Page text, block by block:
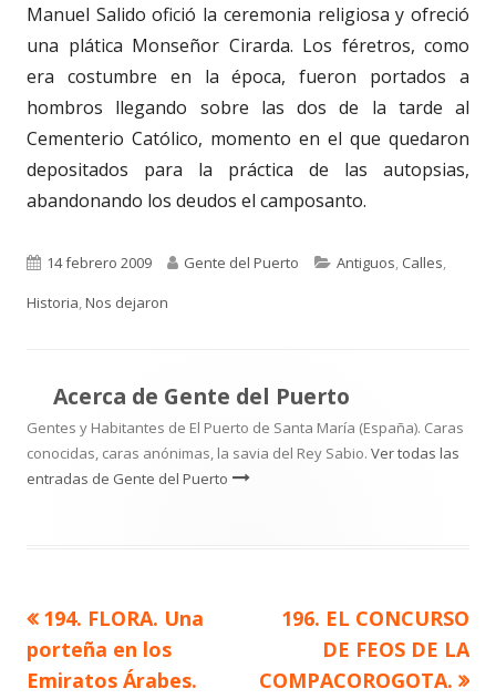
Manuel Salido ofició la ceremonia religiosa y ofreció
una plática Monseñor Cirarda. Los féretros, como
era costumbre en la época, fueron portados a
hombros llegando sobre las dos de la tarde al
Cementerio Católico, momento en el que quedaron
depositados para la práctica de las autopsias,
abandonando los deudos el camposanto.
Publicado
el
14 febrero 2009 Autor
Gente del Puerto Categorías
Antiguos, Calles,
Historia,Nos dejaron
Acerca de Gente del Puerto
Gentes y Habitantes de El Puerto de Santa María (España). Caras
conocidas, caras anónimas, la savia del Rey Sabio. Ver todas las
entradas de Gente del Puerto
Navegación
de
Artículo
anterior
194. FLORA. Una
porteña en los
Emiratos Árabes.
Artículo
siguiente
196. EL CONCURSO
DE FEOS DE LA
COMPACOROGOTA.